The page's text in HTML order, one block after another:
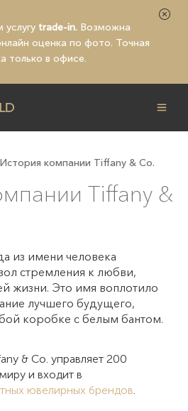
trade-in. Возможна
оценка по фото. Точная
только в офисе.
История компании Tiffany & Co.
Tiffany &
из имени человека
стремления к любви,
жизни. Это имя воплотило
лучшего будущего,
коробке с белым бантом.
& Co. управляет 200
и входит в
ювелирных брендов.